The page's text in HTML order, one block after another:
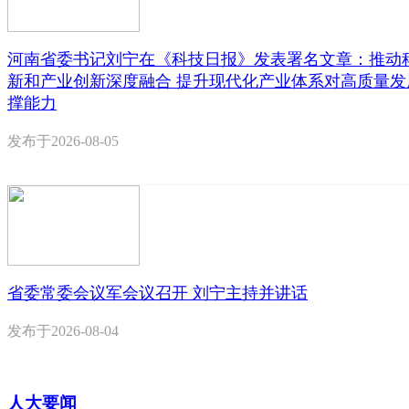
河南省委书记刘宁在《科技日报》发表署名文章：推动
新和产业创新深度融合 提升现代化产业体系对高质量
撑能力
发布于2026-08-05
省委常委会议军会议召开 刘宁主持并讲话
发布于2026-08-04
人大要闻